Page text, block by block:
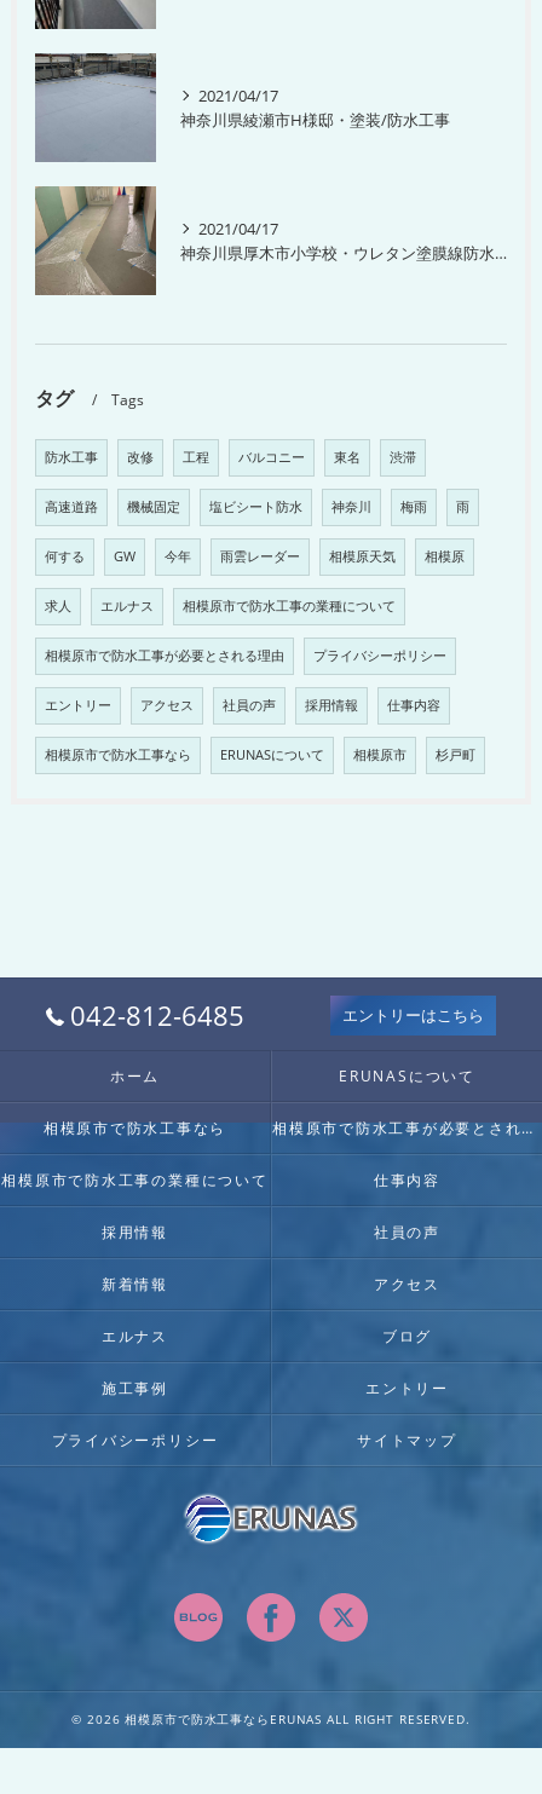
2021/04/17
神奈川県綾瀬市H様邸・塗装/防水工事
2021/04/17
神奈川県厚木市小学校・ウレタン塗膜線防水工事
タグ Tags
防水工事 改修 工程 バルコニー 東名 渋滞
高速道路 機械固定 塩ビシート防水 神奈川 梅雨 雨
何する GW 今年 雨雲レーダー 相模原天気 相模原
求人 エルナス 相模原市で防水工事の業種について
相模原市で防水工事が必要とされる理由 プライバシーポリシー
エントリー アクセス 社員の声 採用情報 仕事内容
相模原市で防水工事なら ERUNASについて 相模原市 杉戸町
042-812-6485 エントリーはこちら
ホーム ERUNASについて
相模原市で防水工事なら 相模原市で防水工事が必要とされる理由
相模原市で防水工事の業種について 仕事内容
採用情報 社員の声
新着情報 アクセス
エルナス ブログ
施工事例 エントリー
プライバシーポリシー サイトマップ
© 2026 相模原市で防水工事ならERUNAS ALL RIGHT RESERVED.